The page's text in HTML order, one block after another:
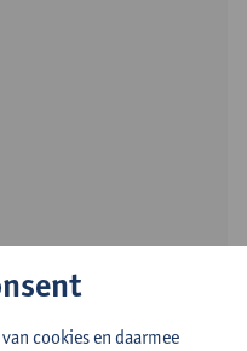
cookies en daarmee